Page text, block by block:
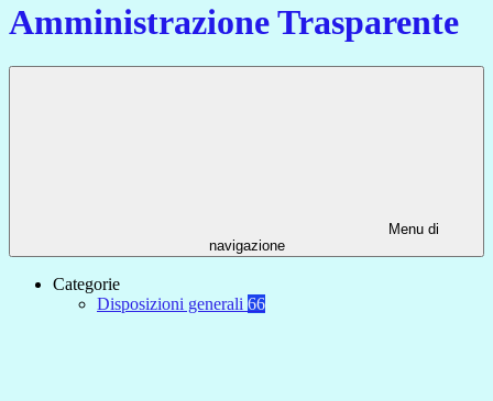
Amministrazione Trasparente
Menu di
navigazione
Categorie
Disposizioni generali 66